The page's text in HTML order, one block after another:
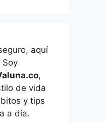
aquí
Soy
,
de vida
y tips
a día.